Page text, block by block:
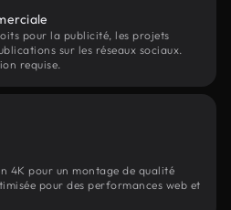
pour la publicité, les projets
sur les réseaux sociaux.
requise.
4K pour un montage de qualité
pour des performances web et